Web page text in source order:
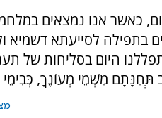
כאשר אנו נמצאים
בתפילה לסייעתא דשמיא
היום בסליחות של
מִשְּׁמֵי מְעוֹנֶךָ, כְּבִימֵי